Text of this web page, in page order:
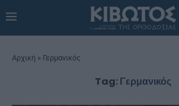
Αρχική » Γερμανικός
Tag:Γερμανικός